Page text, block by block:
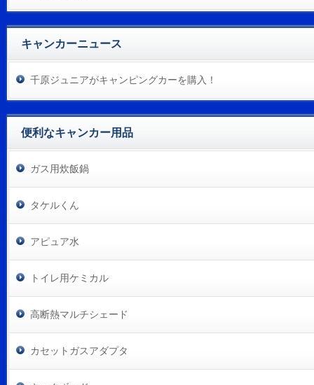
キャンカーニュース
千原ジュニアがキャンピングカーを購入！
便利なキャンカー用品
ガス用炊飯鍋
タケルくん
アピュア水
トイレ用ケミカル
高断熱マルチシェード
カセットガスアダプタ